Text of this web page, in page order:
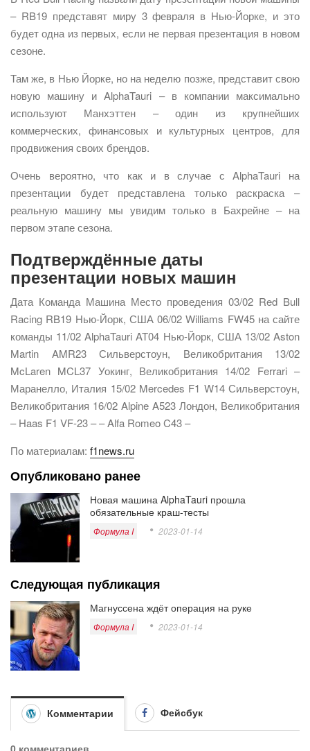
– RB19 представят миру 3 февраля в Нью-Йорке, и это
будет одна из первых, если не первая презентация в новом
сезоне.
Там же, в Нью Йорке, но на неделю позже, представит свою
новую машину и AlphaTauri – в компании максимально
используют Манхэттен – один из крупнейших
коммерческих, финансовых и культурных центров, для
продвижения своих брендов.
Очень вероятно, что как и в случае с AlphaTauri на
презентации будет представлена только раскраска –
реальную машину мы увидим только в Бахрейне – на
первом этапе сезона.
Подтверждённые даты
презентации новых машин
Дата Команда Машина Место проведения 03/02 Red Bull
Racing RB19 Нью-Йорк, США 06/02 Williams FW45 на сайте
команды 11/02 AlphaTauri AT04 Нью-Йорк, США 13/02 Aston
Martin AMR23 Сильверстоун, Великобритания 13/02
McLaren MCL37 Уокинг, Великобритания 14/02 Ferrari –
Маранелло, Италия 15/02 Mercedes F1 W14 Сильверстоун,
Великобритания 16/02 Alpine A523 Лондон, Великобритания
– Haas F1 VF-23 – – Alfa Romeo C43 –
По материалам: f1news.ru
Опубликовано ранее
Новая машина AlphaTauri прошла
обязательные краш-тесты
Формула I 2023-01-14
Следующая публикация
Магнуссена ждёт операция на руке
Формула I 2023-01-14
Комментарии Фейсбук